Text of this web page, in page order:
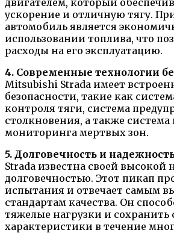
ускорение и отличную тягу.
автомобиль является
использовании топлива, что
расходы на его эксплуатацию.
4. Современные технологии
Mitsubishi Strada имеет
безопасности, такие как
контроля тяги, система
столкновения, а также система
мониторинга мертвых зон.
5. Долговечность и
Strada известна своей высокой
долговечностью. Этот пикап
испытания и отвечает самым
стандартам качества. Он
тяжелые нагрузки и сохранить
характеристики в течение